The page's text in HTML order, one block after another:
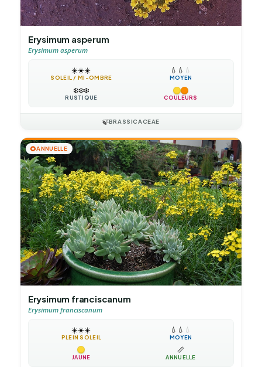
Erysimum asperum
Erysimum asperum
☀️☀️☀️
SOLEIL / MI-OMBRE
💧 💧 💧
MOYEN
❄️❄️❄️
RUSTIQUE COULEURS
🍃BRASSICACEAE
🌻ANNUELLE
Erysimum franciscanum
Erysimum franciscanum
☀️☀️☀️
PLEIN SOLEIL
💧 💧 💧
MOYEN
JAUNE
📏
ANNUELLE